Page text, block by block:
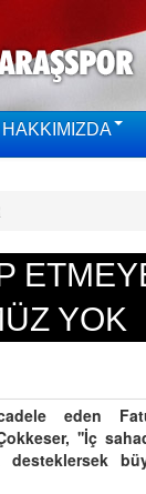
HAKKIMIZDA
YOK
eden
''İç
desteklersek